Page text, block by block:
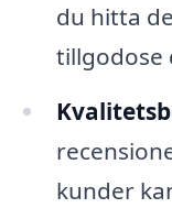
du hitta
tillgodose
kunder